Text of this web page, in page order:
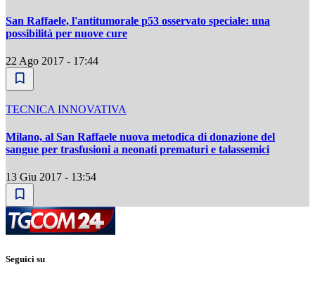
San Raffaele, l'antitumorale p53 osservato speciale: una
possibilità per nuove cure
22 Ago 2017 - 17:44
TECNICA INNOVATIVA
Milano, al San Raffaele nuova metodica di donazione del
sangue per trasfusioni a neonati prematuri e talassemici
13 Giu 2017 - 13:54
Seguici su